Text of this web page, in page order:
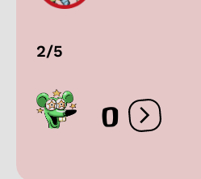
2/5
0 Ouvrir